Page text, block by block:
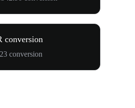
conversion
conversion